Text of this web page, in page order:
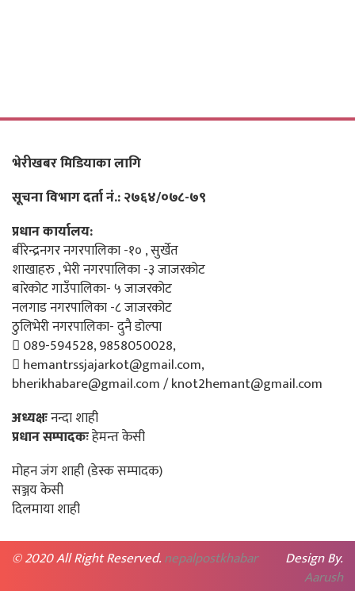
भेरीखबर मिडियाका लागि
सूचना विभाग दर्ता नं.: २७६४/०७८-७९
प्रधान कार्यालय:
बीरेन्द्रनगर नगरपालिका -१० , सुर्खेत
शाखाहरु , भेरी नगरपालिका -३ जाजरकोट
बारेकोट गाउँपालिका- ५ जाजरकोट
नलगाड नगरपालिका -८ जाजरकोट
ठुलिभेरी नगरपालिका- दुनै डोल्पा
089-594528, 9858050028,
hemantrssjajarkot@gmail.com,
bherikhabare@gmail.com / knot2hemant@gmail.com
अध्यक्षःनन्दा शाही
प्रधान सम्पादकःहेमन्त केसी
मोहन जंग शाही (डेस्क सम्पादक)
सञ्जय केसी
दिलमाया शाही
© 2020 All Right Reserved.nepalpostkhabar
Design By.
Aarush